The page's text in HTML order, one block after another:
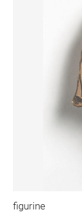
figurine